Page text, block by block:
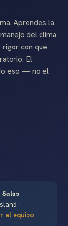
Aprendes la
del clima
rigor con que
El
eso — no el
·
al equipo →